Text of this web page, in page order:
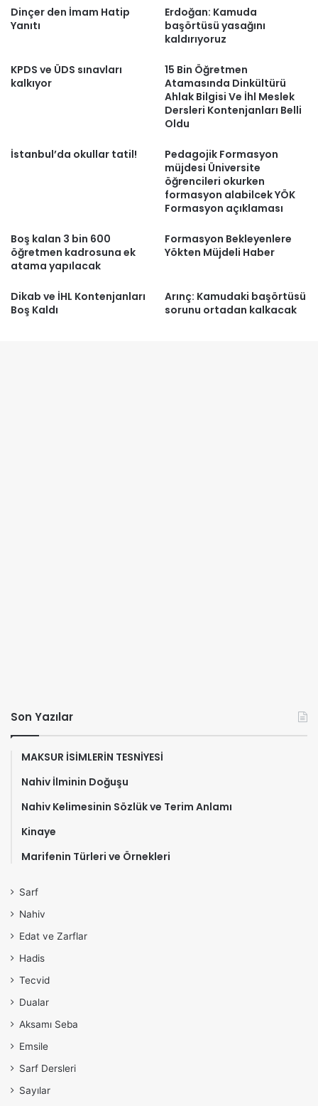
Dinçer den İmam Hatip
Yanıtı
Erdoğan: Kamuda
başörtüsü yasağını
kaldırıyoruz
KPDS ve ÜDS sınavları
kalkıyor
15 Bin Öğretmen
Atamasında Dinkültürü
Ahlak Bilgisi Ve İhl Meslek
Dersleri Kontenjanları Belli
Oldu
İstanbul’da okullar tatil!
Pedagojik Formasyon
müjdesi Üniversite
öğrencileri okurken
formasyon alabilcek YÖK
Formasyon açıklaması
Boş kalan 3 bin 600
öğretmen kadrosuna ek
atama yapılacak
Formasyon Bekleyenlere
Yökten Müjdeli Haber
Dikab ve İHL Kontenjanları
Boş Kaldı
Arınç: Kamudaki başörtüsü
sorunu ortadan kalkacak
Son Yazılar
MAKSUR İSİMLERİN TESNİYESİ
Nahiv İlminin Doğuşu
Nahiv Kelimesinin Sözlük ve Terim Anlamı
Kinaye
Marifenin Türleri ve Örnekleri
Sarf
Nahiv
Edat ve Zarflar
Hadis
Tecvid
Dualar
Aksamı Seba
Emsile
Sarf Dersleri
Sayılar